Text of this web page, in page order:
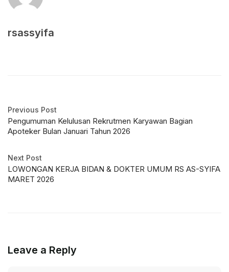
rsassyifa
Previous Post
Pengumuman Kelulusan Rekrutmen Karyawan Bagian
Apoteker Bulan Januari Tahun 2026
Next Post
LOWONGAN KERJA BIDAN & DOKTER UMUM RS AS-SYIFA
MARET 2026
Leave a Reply